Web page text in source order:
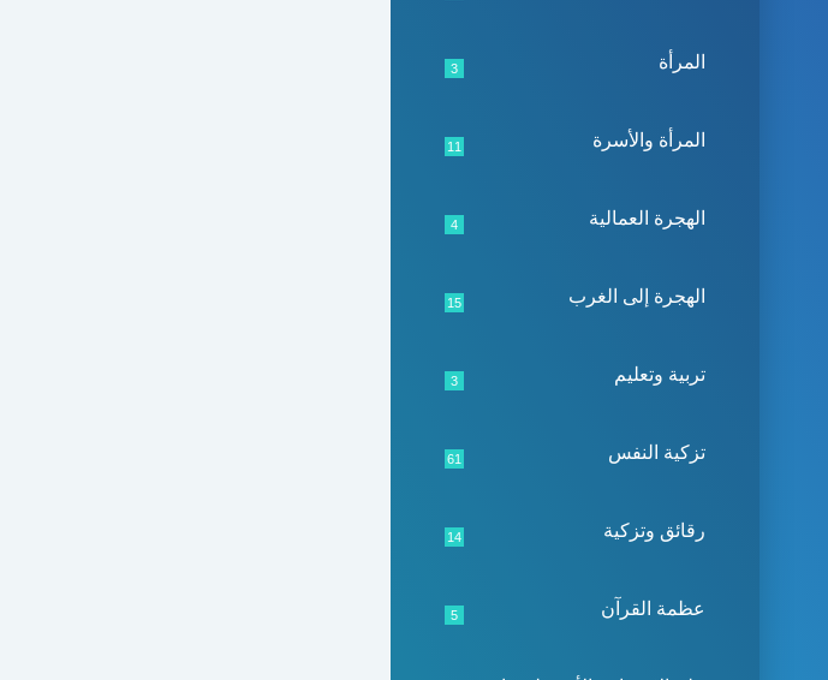
المرأة 3
المرأة والأسرة 11
الهجرة العمالية 4
الهجرة إلى الغرب 15
تربية وتعليم 3
تزكية النفس 61
رقائق وتزكية 14
عظمة القرآن 5